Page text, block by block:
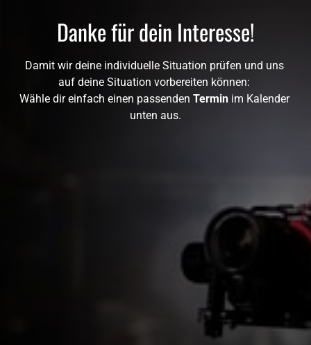
Danke für dein Interesse!
Damit wir deine individuelle Situation prüfen und uns
auf deine Situation vorbereiten können:
Wähle dir einfach einen passenden Termin im Kalender
unten aus.